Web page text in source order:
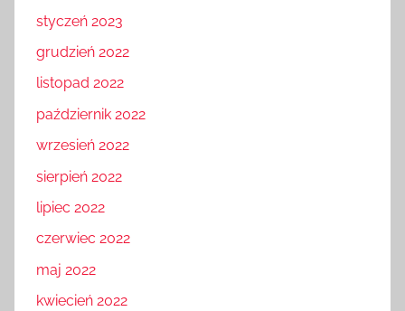
styczeń 2023
grudzień 2022
listopad 2022
październik 2022
wrzesień 2022
sierpień 2022
lipiec 2022
czerwiec 2022
maj 2022
kwiecień 2022